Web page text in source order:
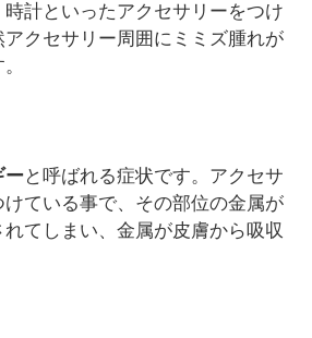
計といったアクセサリーをつけ
クセサリー周囲にミミズ腫れが
ーと呼ばれる症状です。アクセサ
けている事で、その部位の金属が
てしまい、金属が皮膚から吸収